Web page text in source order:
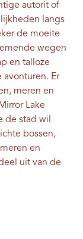
autorit of
langs
de moeite
wegen
en talloze
Er
meren en
Lake
de stad wil
bossen,
en
uit van de